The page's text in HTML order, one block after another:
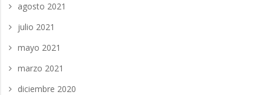
agosto 2021
julio 2021
mayo 2021
marzo 2021
diciembre 2020